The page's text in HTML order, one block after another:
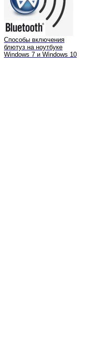
Способы включения
блютуз на ноутбуке
Windows 7 и Windows 10